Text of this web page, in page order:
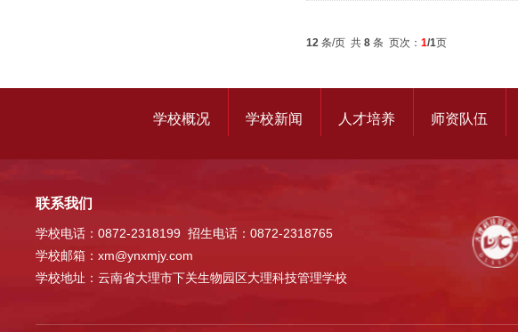
12条/页 共 8条 页次： 1/1页
学校概况 学校新闻 人才培养 师资队伍
联系我们
学校电话：0872-2318199 招生电话：0872-2318765
学校邮箱：xm@ynxmjy.com
学校地址：云南省大理市下关生物园区大理科技管理学校